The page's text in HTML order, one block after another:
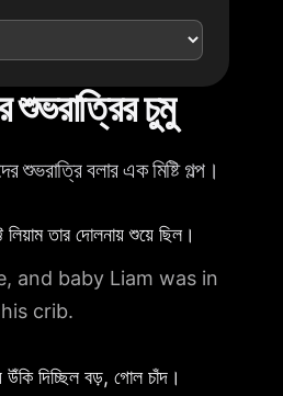
শুভরাত্রির চুমু
শুভরাত্রি বলার এক মিষ্টি গল্প।
তার দোলনায় শুয়ে ছিল।
and baby Liam was in
his crib.
উঁকি দিচ্ছিল বড়, গোল চাঁদ।